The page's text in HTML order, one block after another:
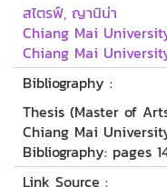
สไตรฟ์, ญานิน่า
Chiang Mai
Chiang Mai
Bibliography :
Thesis (Master of
Chiang Mai
Bibliography: pages
Link Source :